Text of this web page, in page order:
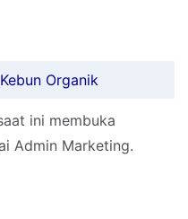
Organik
ini membuka
Admin Marketing.